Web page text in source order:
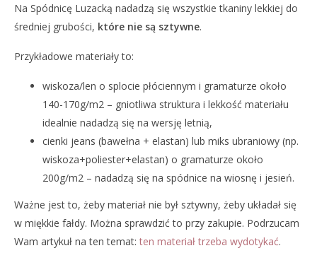
Na Spódnicę Luzacką nadadzą się wszystkie tkaniny lekkiej do
średniej grubości, które nie są sztywne.
Przykładowe materiały to:
wiskoza/len o splocie płóciennym i gramaturze około
140-170g/m2 – gniotliwa struktura i lekkość materiału
idealnie nadadzą się na wersję letnią,
cienki jeans (bawełna + elastan) lub miks ubraniowy (np.
wiskoza+poliester+elastan) o gramaturze około
200g/m2 – nadadzą się na spódnice na wiosnę i jesień.
Ważne jest to, żeby materiał nie był sztywny, żeby układał się
w miękkie fałdy. Można sprawdzić to przy zakupie. Podrzucam
Wam artykuł na ten temat: ten materiał trzeba wydotykać.